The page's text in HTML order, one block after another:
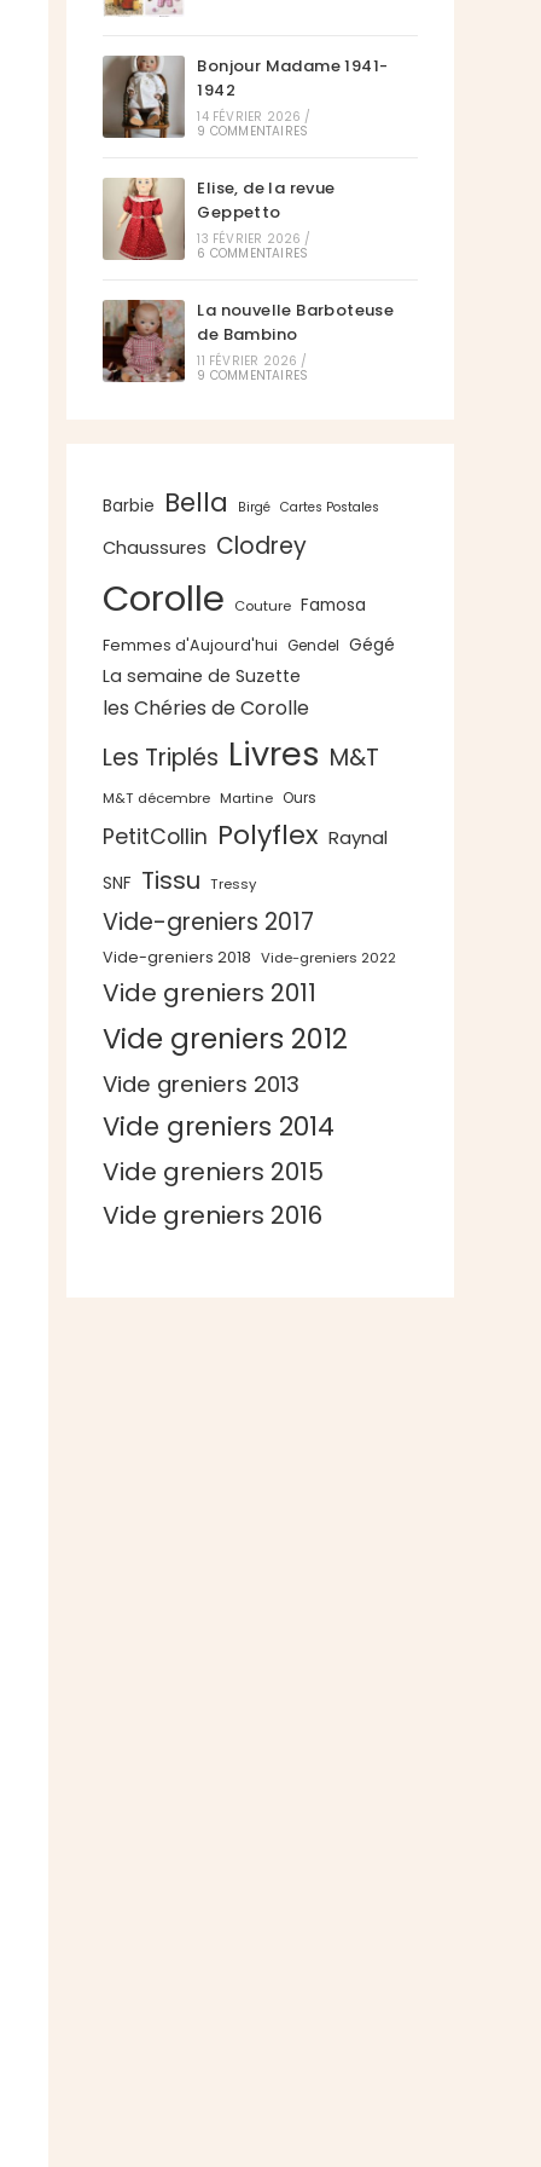
Bonjour Madame 1941-
1942
14 FÉVRIER 2026 /
9 COMMENTAIRES
Elise, de la revue
Geppetto
13 FÉVRIER 2026 /
6 COMMENTAIRES
La nouvelle Barboteuse
de Bambino
11 FÉVRIER 2026 /
9 COMMENTAIRES
Barbie Bella Birgé Cartes Postales
Chaussures Clodrey
Corolle Couture Famosa
Femmes d'Aujourd'hui Gendel Gégé
La semaine de Suzette
les Chéries de Corolle
Les Triplés Livres M&T
M&T décembre Martine Ours
PetitCollin Polyflex Raynal
SNF Tissu Tressy
Vide-greniers 2017
Vide-greniers 2018 Vide-greniers 2022
Vide greniers 2011
Vide greniers 2012
Vide greniers 2013
Vide greniers 2014
Vide greniers 2015
Vide greniers 2016